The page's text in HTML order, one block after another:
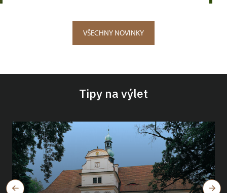
VŠECHNY NOVINKY
Tipy na výlet